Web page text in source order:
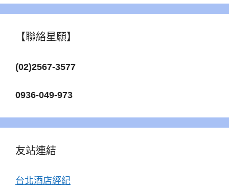
【聯絡星願】
(02)2567-3577
0936-049-973
友站連結
台北酒店經紀